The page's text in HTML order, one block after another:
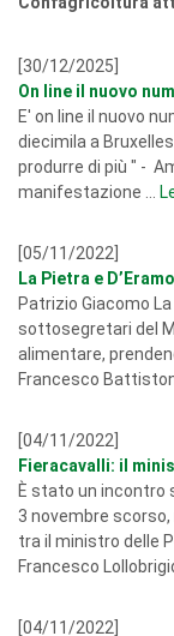
[30/12/2025]
On line il nuovo
E' on line il nuovo
diecimila a
produrre di più " -
manifestazione ...
[05/11/2022]
La Pietra e
Patrizio Giacomo
sottosegretari del
alimentare,
Francesco
[04/11/2022]
Fieracavalli: il
È stato un incontro
3 novembre
tra il ministro delle
Francesco
[04/11/2022]